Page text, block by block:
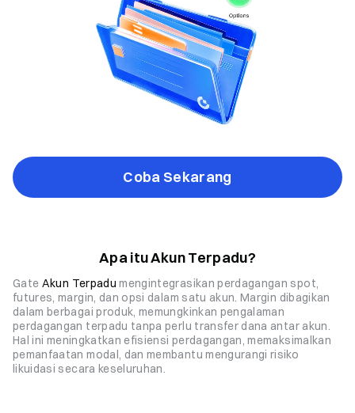
Coba Sekarang
Apa itu Akun Terpadu?
Gate Akun Terpadu mengintegrasikan perdagangan spot,
futures, margin, dan opsi dalam satu akun. Margin dibagikan
dalam berbagai produk, memungkinkan pengalaman
perdagangan terpadu tanpa perlu transfer dana antar akun.
Hal ini meningkatkan efisiensi perdagangan, memaksimalkan
pemanfaatan modal, dan membantu mengurangi risiko
likuidasi secara keseluruhan.